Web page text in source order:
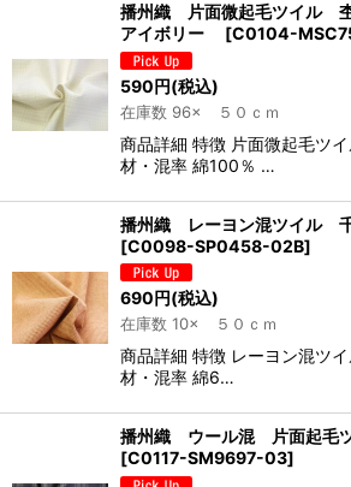
播州織 片面微起毛ツイル
アイボリー
[C0104-
590円(税込)
在庫数 96× ５０ｃｍ
商品詳細 特徴 片面微起毛ツ
材・混率 綿100％ …
播州織 レーヨン混ツイル
[C0098-SP0458-02B]
690 円(税込)
在庫数 10× ５０ｃｍ
商品詳細 特徴 レーヨン混ツ
材・混率 綿6…
播州織 ウール混 片面起毛
[C0117-SM9697-03]